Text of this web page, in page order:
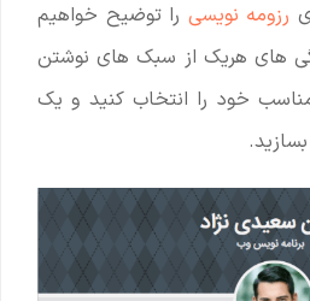
رزومه نویسی را توضیح خواهیم
های هریک از سبک های نوشتن
مناسب خود را انتخاب کنید و یک